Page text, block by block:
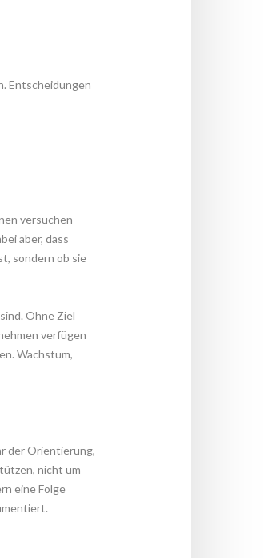
Entscheidungen
versuchen
aber, dass
sondern ob sie
Ohne Ziel
verfügen
Wachstum,
der Orientierung,
nicht um
eine Folge